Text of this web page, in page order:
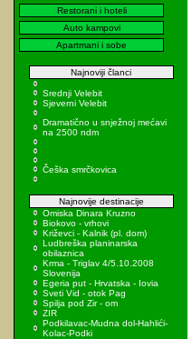
Restorani i hoteli
Auto kampovi
Apartmani i sobe
Najnoviji članci
Srednji Velebit
Sjeverni Velebit
Dramatično u snježnoj mećavi
na 2500 ndm
Češka smrčkovica
Najnovije destinacije
Omiska Dinara Kruzno
Biokovo - vrhovi
Križevci - Kalnik (pl. dom)
Ludbreška planinarska
obilaznica
Krma - Triglav 4/5.10.2008
Slovenija
Egeria put - Hrvatska - Iovia
Sveti Vid - otok Pag
Spilja pod Zir - om
ZIR
Podkilavac-Mudna dol-Hahlići-
Kolac-Podki